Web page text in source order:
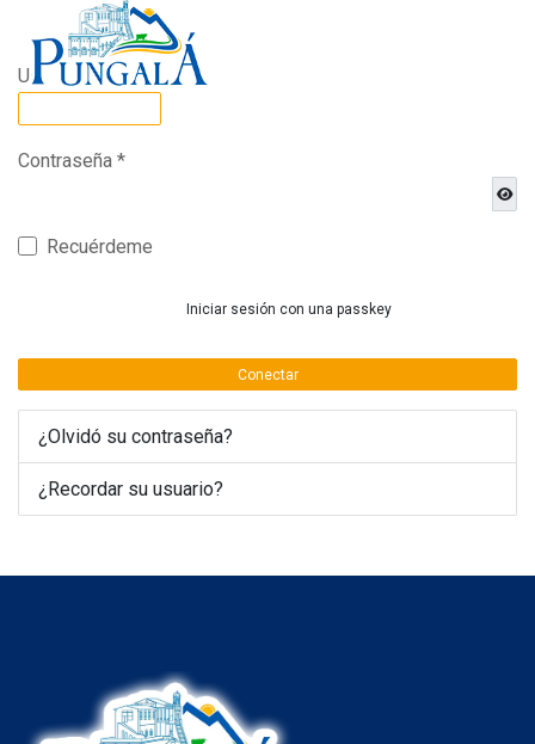
Usuario *
Contraseña *
Recuérdeme
Iniciar sesión con una passkey
Conectar
¿Olvidó su contraseña?
¿Recordar su usuario?